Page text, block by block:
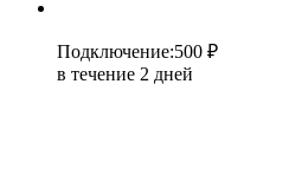
Подключение:500 ₽
в течение 2 дней